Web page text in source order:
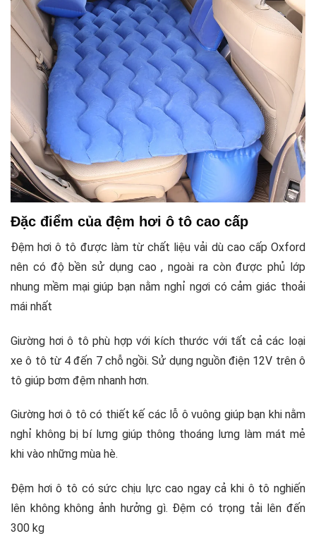
Đặc điểm của đệm hơi ô tô cao cấp
Đệm hơi ô tô được làm từ chất liệu vải dù cao cấp Oxford
nên có độ bền sử dụng cao , ngoài ra còn được phủ lớp
nhung mềm mại giúp bạn nằm nghỉ ngơi có cảm giác thoải
mái nhất
Giường hơi ô tô phù hợp với kích thước với tất cả các loại
xe ô tô từ 4 đến 7 chỗ ngồi. Sử dụng nguồn điện 12V trên ô
tô giúp bơm đệm nhanh hơn.
Giường hơi ô tô có thiết kế các lỗ ô vuông giúp bạn khi nằm
nghỉ không bị bí lưng giúp thông thoáng lưng làm mát mẻ
khi vào những mùa hè.
Đệm hơi ô tô có sức chịu lực cao ngay cả khi ô tô nghiến
lên không không ảnh hưởng gì. Đệm có trọng tải lên đến
300 kg